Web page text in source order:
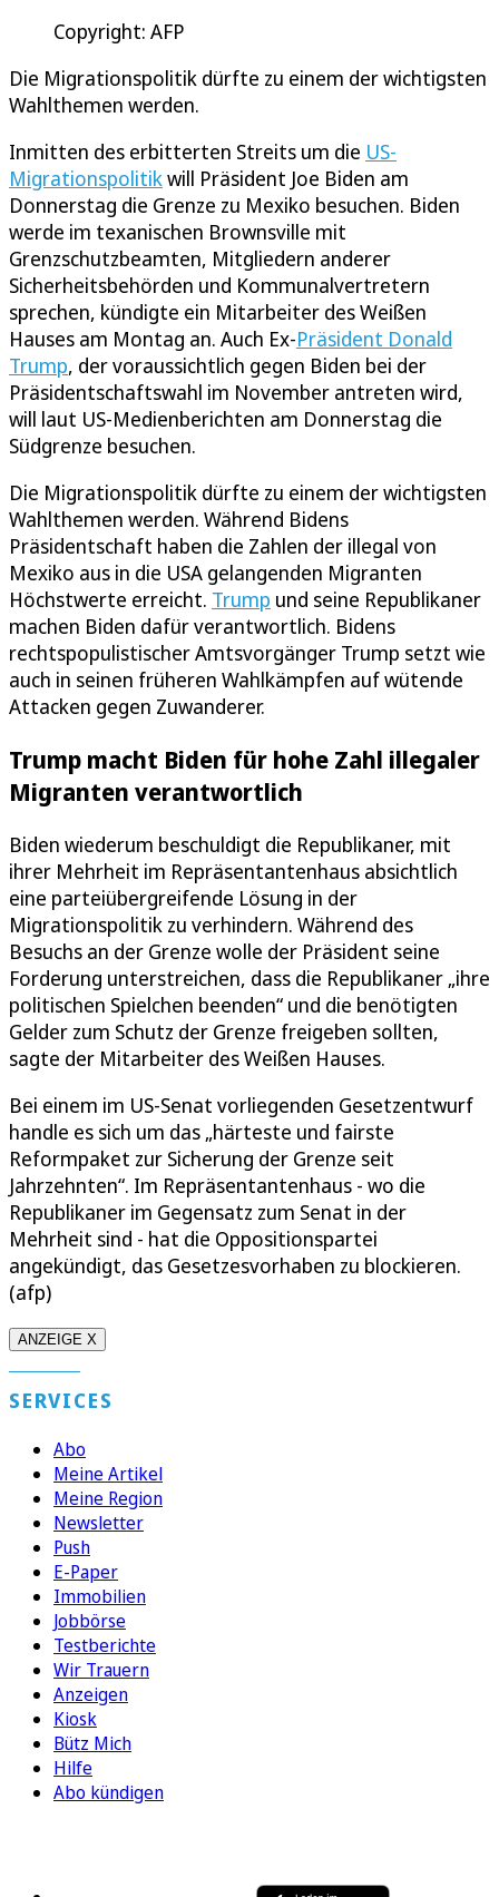
Copyright: AFP
Die Migrationspolitik dürfte zu einem der wichtigsten
Wahlthemen werden.
Inmitten des erbitterten Streits um die US-
Migrationspolitikwill Präsident Joe Biden am
Donnerstag die Grenze zu Mexiko besuchen. Biden
werde im texanischen Brownsville mit
Grenzschutzbeamten, Mitgliedern anderer
Sicherheitsbehörden und Kommunalvertretern
sprechen, kündigte ein Mitarbeiter des Weißen
Hauses am Montag an. Auch Ex-Präsident Donald
Trump, der voraussichtlich gegen Biden bei der
Präsidentschaftswahl im November antreten wird,
will laut US-Medienberichten am Donnerstag die
Südgrenze besuchen.
Die Migrationspolitik dürfte zu einem der wichtigsten
Wahlthemen werden. Während Bidens
Präsidentschaft haben die Zahlen der illegal von
Mexiko aus in die USA gelangenden Migranten
Höchstwerte erreicht. Trump und seine Republikaner
machen Biden dafür verantwortlich. Bidens
rechtspopulistischer Amtsvorgänger Trump setzt wie
auch in seinen früheren Wahlkämpfen auf wütende
Attacken gegen Zuwanderer.
Trump macht Biden für hohe Zahl illegaler
Migranten verantwortlich
Biden wiederum beschuldigt die Republikaner, mit
ihrer Mehrheit im Repräsentantenhaus absichtlich
eine parteiübergreifende Lösung in der
Migrationspolitik zu verhindern. Während des
Besuchs an der Grenze wolle der Präsident seine
Forderung unterstreichen, dass die Republikaner „ihre
politischen Spielchen beenden“ und die benötigten
Gelder zum Schutz der Grenze freigeben sollten,
sagte der Mitarbeiter des Weißen Hauses.
Bei einem im US-Senat vorliegenden Gesetzentwurf
handle es sich um das „härteste und fairste
Reformpaket zur Sicherung der Grenze seit
Jahrzehnten“. Im Repräsentantenhaus - wo die
Republikaner im Gegensatz zum Senat in der
Mehrheit sind - hat die Oppositionspartei
angekündigt, das Gesetzesvorhaben zu blockieren.
(afp)
ANZEIGE X
SERVICES
Abo
Meine Artikel
Meine Region
Newsletter
Push
E-Paper
Immobilien
Jobbörse
Testberichte
Wir Trauern
Anzeigen
Kiosk
Bütz Mich
Hilfe
Abo kündigen